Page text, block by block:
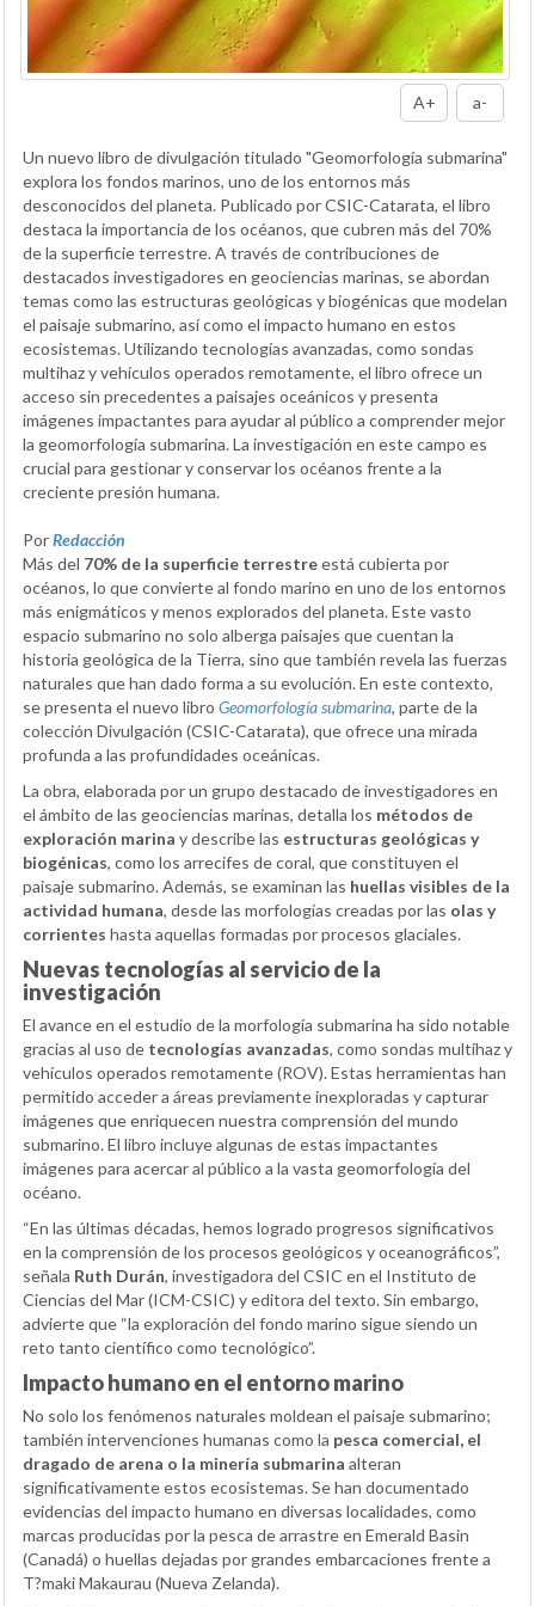
A+ a-
Un nuevo libro de divulgación titulado "Geomorfología submarina"
explora los fondos marinos, uno de los entornos más
desconocidos del planeta. Publicado por CSIC-Catarata, el libro
destaca la importancia de los océanos, que cubren más del 70%
de la superficie terrestre. A través de contribuciones de
destacados investigadores en geociencias marinas, se abordan
temas como las estructuras geológicas y biogénicas que modelan
el paisaje submarino, así como el impacto humano en estos
ecosistemas. Utilizando tecnologías avanzadas, como sondas
multihaz y vehículos operados remotamente, el libro ofrece un
acceso sin precedentes a paisajes oceánicos y presenta
imágenes impactantes para ayudar al público a comprender mejor
la geomorfología submarina. La investigación en este campo es
crucial para gestionar y conservar los océanos frente a la
creciente presión humana.
PorRedacción
Más del 70% de la superficie terrestreestá cubierta por
océanos, lo que convierte al fondo marino en uno de los entornos
más enigmáticos y menos explorados del planeta. Este vasto
espacio submarino no solo alberga paisajes que cuentan la
historia geológica de la Tierra, sino que también revela las fuerzas
naturales que han dado forma a su evolución. En este contexto,
se presenta el nuevo libro Geomorfología submarina, parte de la
colección Divulgación (CSIC-Catarata), que ofrece una mirada
profunda a las profundidades oceánicas.
La obra, elaborada por un grupo destacado de investigadores en
el ámbito de las geociencias marinas, detalla los métodos de
exploración marina y describe las estructuras geológicas y
biogénicas, como los arrecifes de coral, que constituyen el
paisaje submarino. Además, se examinan las huellas visibles de la
actividad humana, desde las morfologías creadas por las olas y
corrientes hasta aquellas formadas por procesos glaciales.
Nuevas tecnologías al servicio de la
investigación
El avance en el estudio de la morfología submarina ha sido notable
gracias al uso de tecnologías avanzadas, como sondas multihaz y
vehículos operados remotamente (ROV). Estas herramientas han
permitido acceder a áreas previamente inexploradas y capturar
imágenes que enriquecen nuestra comprensión del mundo
submarino. El libro incluye algunas de estas impactantes
imágenes para acercar al público a la vasta geomorfología del
océano.
“En las últimas décadas, hemos logrado progresos significativos
en la comprensión de los procesos geológicos y oceanográficos”,
señala Ruth Durán, investigadora del CSIC en el Instituto de
Ciencias del Mar (ICM-CSIC) y editora del texto. Sin embargo,
advierte que “la exploración del fondo marino sigue siendo un
reto tanto científico como tecnológico”.
Impacto humano en el entorno marino
No solo los fenómenos naturales moldean el paisaje submarino;
también intervenciones humanas como la pesca comercial, el
dragado de arena o la minería submarina alteran
significativamente estos ecosistemas. Se han documentado
evidencias del impacto humano en diversas localidades, como
marcas producidas por la pesca de arrastre en Emerald Basin
(Canadá) o huellas dejadas por grandes embarcaciones frente a
T?maki Makaurau (Nueva Zelanda).